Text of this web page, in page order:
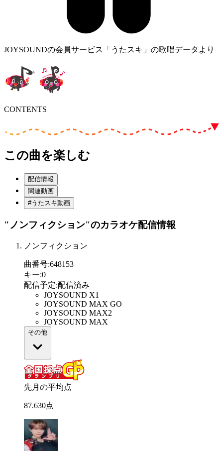
JOYSOUNDの会員サービス「うたスキ」の歌唱データより
CONTENTS
この曲を楽しむ
配信情報
関連動画
#うたスキ動画
"ノンフィクション"のカラオケ配信情報
ノンフィクション
曲番号:648153
キー:0
配信予定:配信済み
JOYSOUND X1
JOYSOUND MAX GO
JOYSOUND MAX2
JOYSOUND MAX
その他
先月の平均点
87.630点